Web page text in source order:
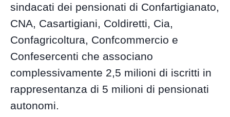
sindacati dei pensionati di Confartigianato,
CNA, Casartigiani, Coldiretti, Cia,
Confagricoltura, Confcommercio e
Confesercenti che associano
complessivamente 2,5 milioni di iscritti in
rappresentanza di 5 milioni di pensionati
autonomi.